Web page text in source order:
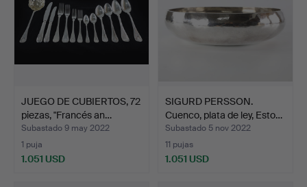
JUEGO DE CUBIERTOS, 72
piezas, "Francés an…
Subastado 9 may 2022
1 puja
1.051 USD
SIGURD PERSSON.
Cuenco, plata de ley, Esto…
Subastado 5 nov 2022
11 pujas
1.051 USD